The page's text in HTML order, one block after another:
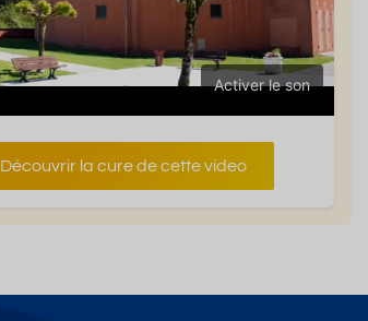
Activer le son
Découvrir la cure de cette video